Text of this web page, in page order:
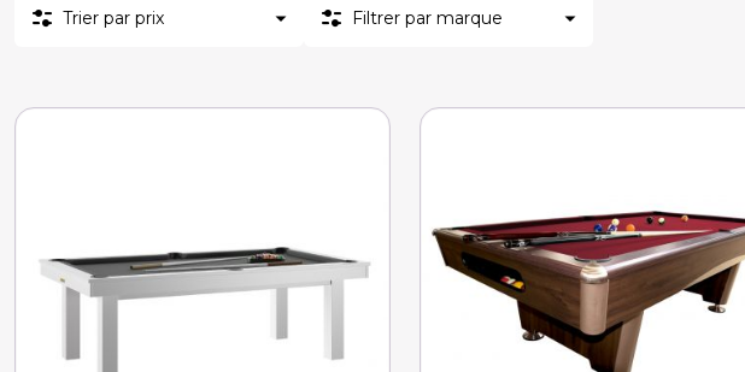
Trier par prix Filtrer par marque